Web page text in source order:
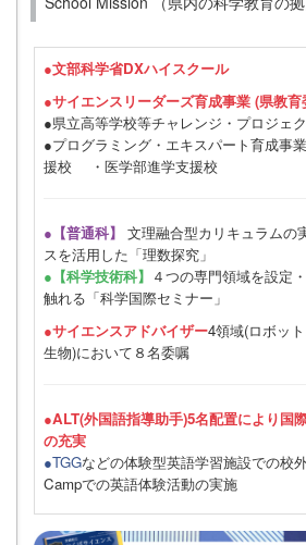
●文部科学省DXハイスクール
●サイエンスリーダーズ育成事業 (県教
●県立高等学校等チャレンジ・プロジェ
●プログラミング・エキスパート育成事
援校 ・医学部進学支援校
●【普通科】 文理融合型カリキュラムの
スを活用した「理数探究」
●【科学技術科】 ４つの専門領域を設定
触れる「科学国際セミナー」
●サイエンスアドバイザー4領域(ロボッ
生物)において８名委嘱
●ALT(外国語指導助手)5名配置により国
の充実
●TGGなどの体験型英語学習施設での校
Campでの英語体験活動の実施